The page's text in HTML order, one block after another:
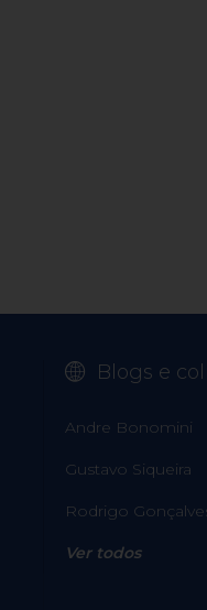
Blogs e
Andre Bonomini
Gustavo Siqueira
Rodrigo
Ver todos